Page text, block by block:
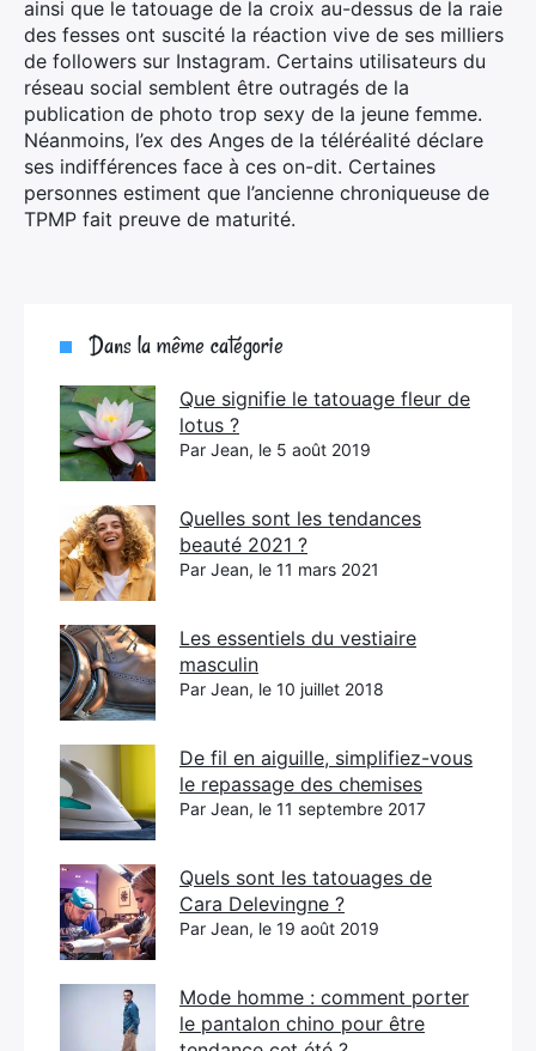
ainsi que le tatouage de la croix au-dessus de la raie
des fesses ont suscité la réaction vive de ses milliers
de followers sur Instagram. Certains utilisateurs du
réseau social semblent être outragés de la
publication de photo trop sexy de la jeune femme.
Néanmoins, l’ex des Anges de la téléréalité déclare
ses indifférences face à ces on-dit. Certaines
personnes estiment que l’ancienne chroniqueuse de
TPMP fait preuve de maturité.
Dans la même catégorie
Que signifie le tatouage fleur de
lotus ?
Par Jean, le 5 août 2019
Quelles sont les tendances
beauté 2021 ?
Par Jean, le 11 mars 2021
Les essentiels du vestiaire
masculin
Par Jean, le 10 juillet 2018
De fil en aiguille, simplifiez-vous
le repassage des chemises
Par Jean, le 11 septembre 2017
Quels sont les tatouages de
Cara Delevingne ?
Par Jean, le 19 août 2019
Mode homme : comment porter
le pantalon chino pour être